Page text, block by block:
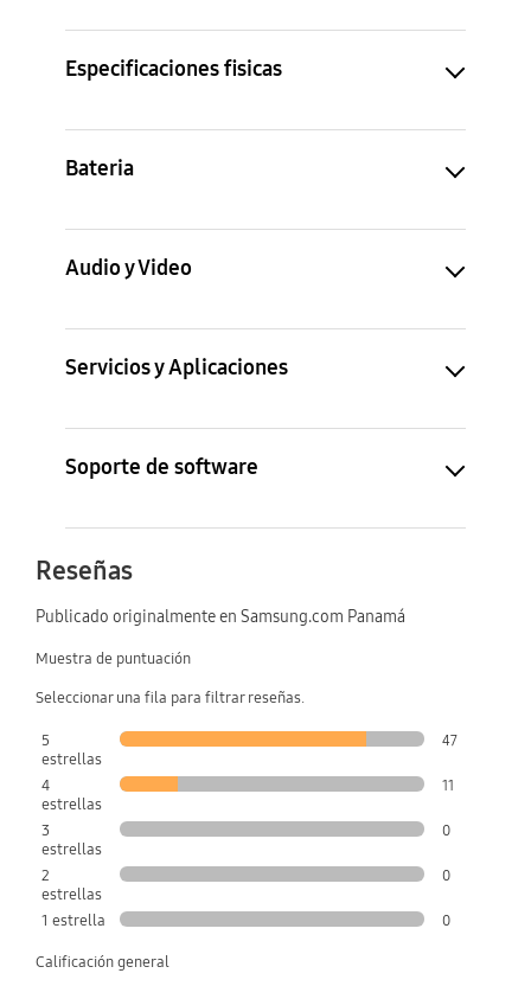
Especificaciones fisicas
Bateria
Audio y Video
Servicios y Aplicaciones
Soporte de software
Reseñas
Publicado originalmente en Samsung.com Panamá
Muestra de puntuación
Seleccionar una fila para filtrar reseñas.
5
estrellas
47
4
estrellas
11
3
estrellas
0
2
estrellas
0
1 estrella 0
Calificación general